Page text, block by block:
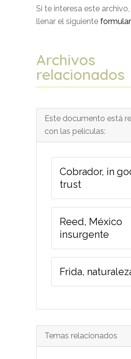
Si te interesa este
llenar el siguiente
Archivos
relacionados
Este documento está
con las películas:
Cobrador, in
trust
Reed, México
insurgente
Frida,
Temas relacionados